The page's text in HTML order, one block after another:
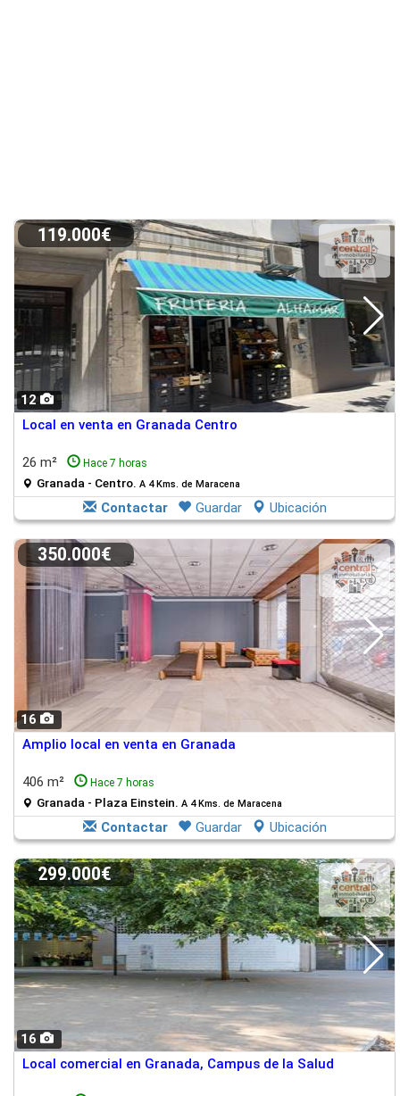
12
119.000€
Local en venta en Granada Centro
26 m² Hace 7 horas
Granada - Centro. A 4 Kms. de Maracena
Contactar Guardar Ubicación
16
350.000€
Amplio local en venta en Granada
406 m² Hace 7 horas
Granada - Plaza Einstein. A 4 Kms. de Maracena
Contactar Guardar Ubicación
16
299.000€
Local comercial en Granada, Campus de la Salud